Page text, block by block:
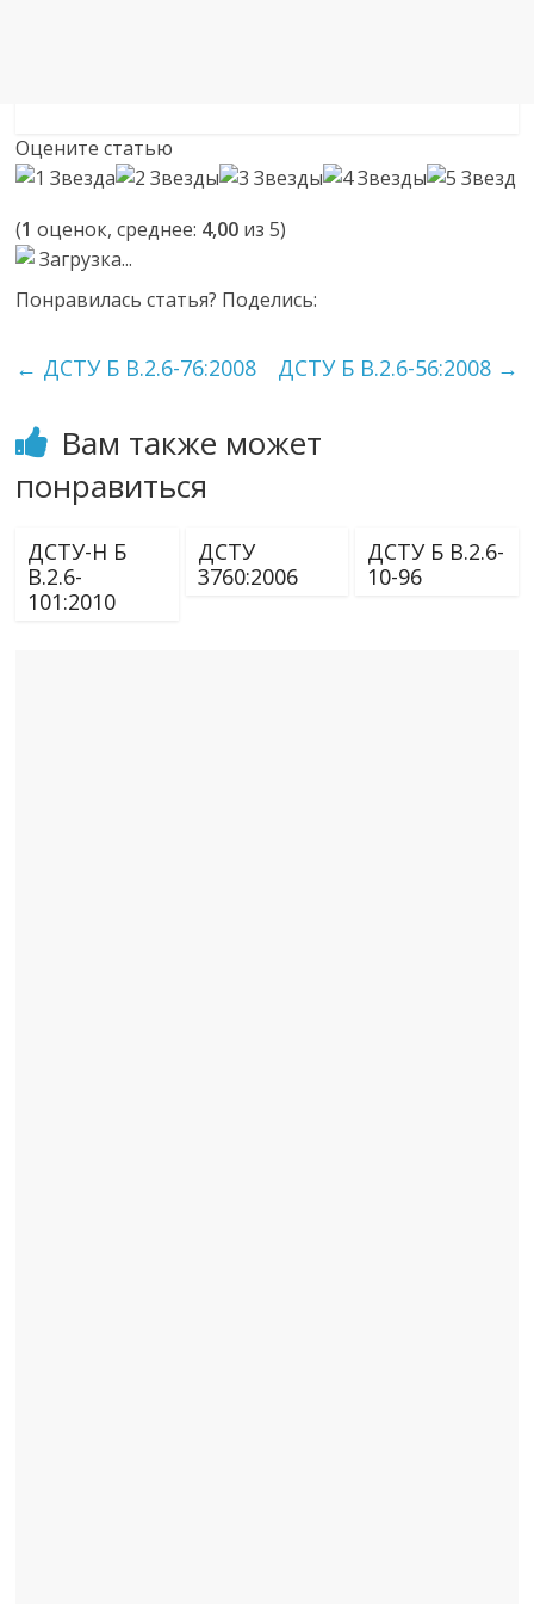
Оцените статью
(1 оценок, среднее: 4,00 из 5)
Загрузка...
Понравилась статья? Поделись:
← ДСТУ Б В.2.6-76:2008 ДСТУ Б В.2.6-56:2008 →
Вам также может
понравиться
ДСТУ-Н Б
В.2.6-
101:2010
ДСТУ
3760:2006
ДСТУ Б В.2.6-
10-96